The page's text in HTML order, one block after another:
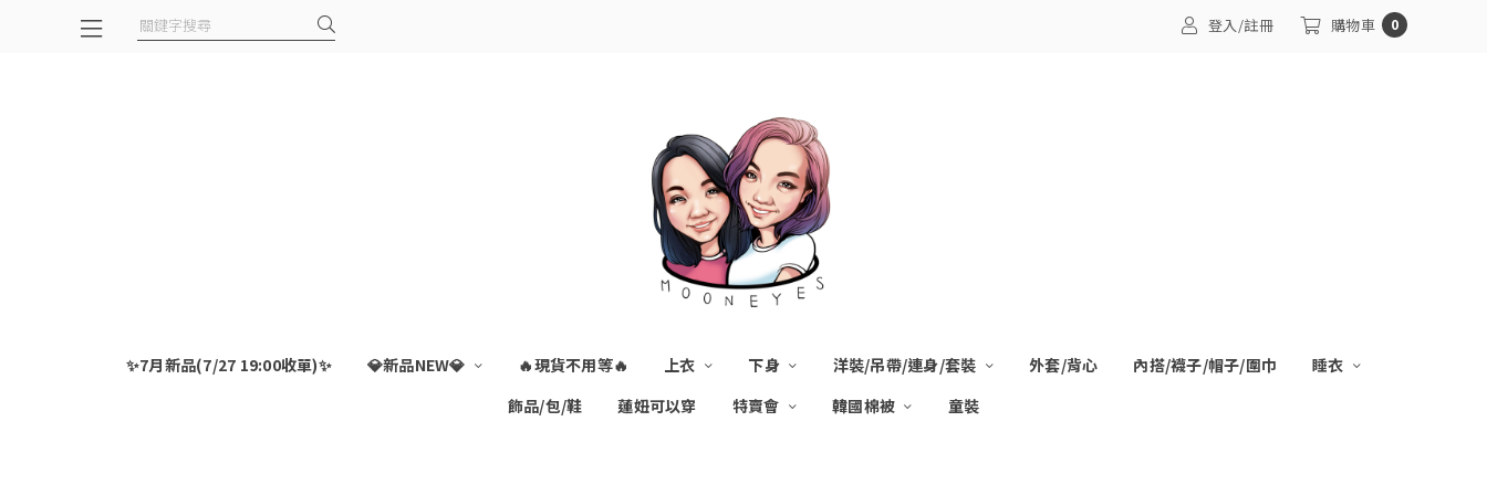
登入/註冊 購物車 0
✨7月新品(7/27 19:00收單)✨ 💎新品NEW💎 🔥現貨不用等🔥 上衣 下身 洋裝/吊帶/連身/套裝 外套/背心 內搭/襪子/帽子/圍巾
睡衣
飾品/包/鞋
蓮妞可以穿 特賣會 韓國棉被 童裝